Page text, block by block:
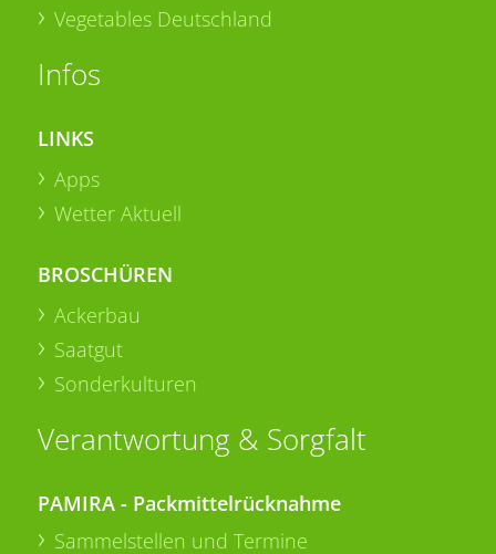
Vegetables Deutschland
Infos
LINKS
Apps
Wetter Aktuell
BROSCHÜREN
Ackerbau
Saatgut
Sonderkulturen
Verantwortung & Sorgfalt
PAMIRA - Packmittelrücknahme
Sammelstellen und Termine